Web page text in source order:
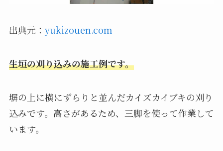
出典元： yukizouen.com
生垣の刈り込みの施工例です。
塀の上に横にずらりと並んだカイズカイブキの刈り
込みです。高さがあるため、三脚を使って作業して
います。